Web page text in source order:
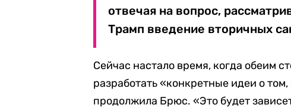
отвечая на вопрос,
Трамп введение вторичных
Сейчас настало время, когда обеим
разработать «конкретные идеи о
продолжила Брюс. «Это будет